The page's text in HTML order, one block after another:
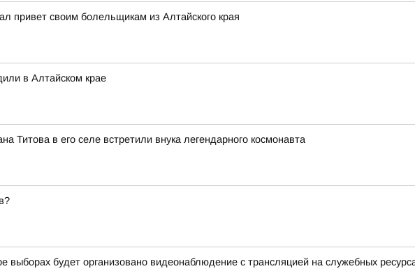
привет своим болельщикам из Алтайского края
в Алтайском крае
Титова в его селе встретили внука легендарного космонавта
выборах будет организовано видеонаблюдение с трансляцией на служебных